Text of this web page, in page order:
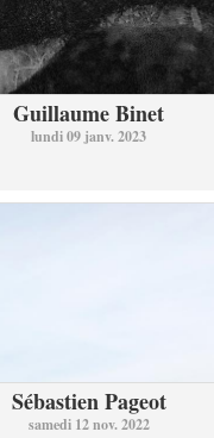
Guillaume Binet
lundi 09 janv. 2023
Sébastien Pageot
samedi 12 nov. 2022